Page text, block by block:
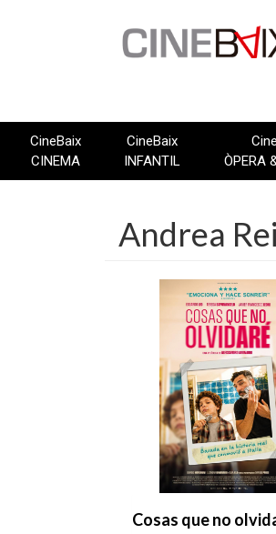
CineBaix
CINEMA
CineBaix
INFANTIL
ÒPERA
Andrea
Cosas que no